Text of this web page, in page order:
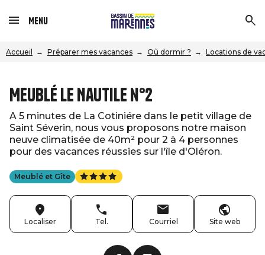
Menu
Accueil Préparer mes vacances Où dormir ? Locations de
Meublé Le Nautile n°2
A 5 minutes de La Cotiniére dans le petit village de
Saint Séverin, nous vous proposons notre maison
neuve climatisée de 40m² pour 2 à 4 personnes
pour des vacances réussies sur l'île d'Oléron.
Meublé et Gîte
Localiser Tel. Courriel Site web